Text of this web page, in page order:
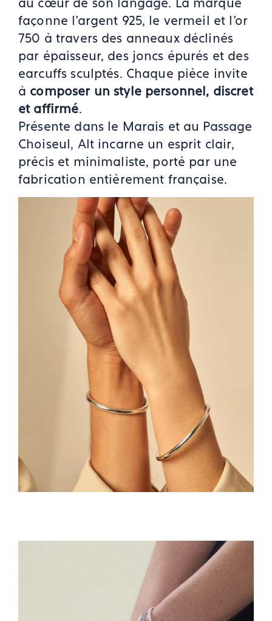
façonne l’argent 925, le vermeil et l’or
750 à travers des anneaux déclinés
par épaisseur, des joncs épurés et des
earcuffs sculptés. Chaque pièce invite
à composer un style personnel, discret
et affirmé.
Présente dans le Marais et au Passage
Choiseul, Alt incarne un esprit clair,
précis et minimaliste, porté par une
fabrication entièrement française.